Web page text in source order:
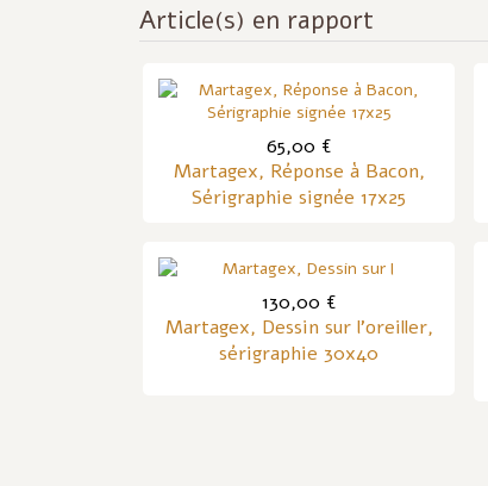
Article(s) en rapport
65,00 €
Martagex, Réponse à Bacon,
Sérigraphie signée 17x25
130,00 €
Martagex, Dessin sur l'oreiller,
sérigraphie 30x40